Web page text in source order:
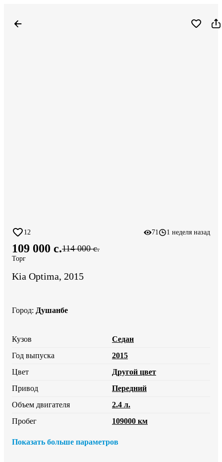
12 71 1 неделя назад
109 000 c.114 000 c.
Торг
Kia Optima, 2015
Город: Душанбе
Кузов
Седан
Год выпуска
2015
Цвет
Другой цвет
Привод
Передний
Объем двигателя
2.4 л.
Пробег
109000 км
Показать больше параметров